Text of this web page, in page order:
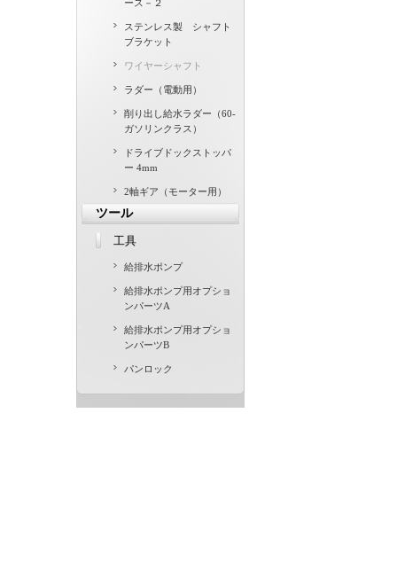
ース－２
ステンレス製 シャフト
ブラケット
ワイヤーシャフト
ラダー（電動用）
削り出し給水ラダー（60-
ガソリンクラス）
ドライブドックストッパ
ー 4mm
2軸ギア（モーター用）
ツール
工具
給排水ポンプ
給排水ポンプ用オプショ
ンパーツA
給排水ポンプ用オプショ
ンパーツB
パンロック